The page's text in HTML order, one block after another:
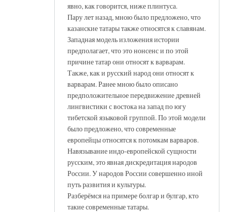
явно, как говорится, ниже плинтуса.
Пару лет назад, мною было предложено, что
казанские татары также относятся к славянам.
Западная модель изложения истории
предполагает, что это нонсенс и по этой
причине татар они относят к варварам.
Также, как и русский народ они относят к
варварам. Ранее мною было описано
предположительное передвижение древней
лингвистики с востока на запад по югу
тибетской языковой группой. По этой модели
было предложено, что современные
европейцы относятся к потомкам варваров.
Навязывание индо-европейской сущности
русским, это явная дискредитация народов
России. У народов России совершенно иной
путь развития и культуры.
Разберёмся на примере болгар и булгар, кто
такие современные татары.